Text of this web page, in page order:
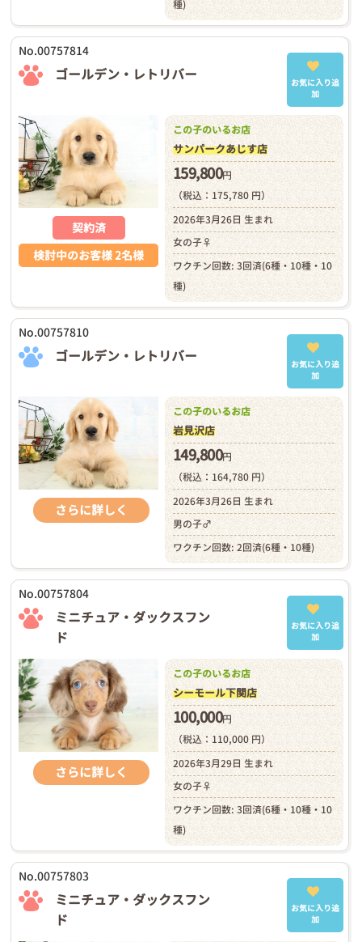
種)
No.00757814
ゴールデン・レトリバー
お気に入り追
加
契約済
検討中のお客様 2名様
この子のいるお店
サンパークあじす店
159,800円
（税込：175,780 円）
2026年3月26日 生まれ
女の子♀
ワクチン回数: 3回済(6種・10種・10
種)
No.00757810
ゴールデン・レトリバー
お気に入り追
加
さらに詳しく
この子のいるお店
岩見沢店
149,800円
（税込：164,780 円）
2026年3月26日 生まれ
男の子♂
ワクチン回数: 2回済(6種・10種)
No.00757804
ミニチュア・ダックスフン
ド
お気に入り追
加
さらに詳しく
この子のいるお店
シーモール下関店
100,000円
（税込：110,000 円）
2026年3月29日 生まれ
女の子♀
ワクチン回数: 3回済(6種・10種・10
種)
No.00757803
ミニチュア・ダックスフン
ド
お気に入り追
加